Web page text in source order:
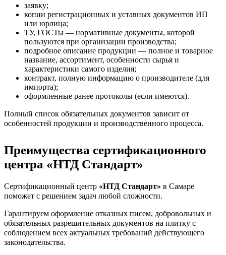
заявку;
копии регистрационных и уставных документов ИП
или юрлица;
ТУ, ГОСТы — нормативные документы, которой
пользуются при организации производства;
подробное описание продукции — полное и товарное
название, ассортимент, особенности сырья и
характеристики самого изделия;
контракт, полную информацию о производителе (для
импорта);
оформленные ранее протоколы (если имеются).
Полный список обязательных документов зависит от
особенностей продукции и производственного процесса.
Преимущества сертификационного
центра «НТД Стандарт»
Сертификационный центр «НТД Стандарт» в Самаре
поможет с решением задач любой сложности.
Гарантируем оформление отказных писем, добровольных и
обязательных разрешительных документов на плитку с
соблюдением всех актуальных требований действующего
законодательства.